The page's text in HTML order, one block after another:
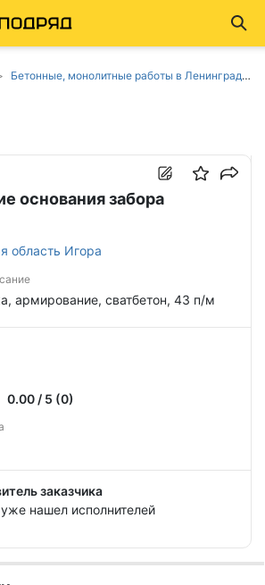
Бетонные, монолитные работы в Ленинградской области
основания забора
область Игора
армирование, сватбетон, 43 п/м
0.00 / 5 (0)
заказчика
нашел исполнителей